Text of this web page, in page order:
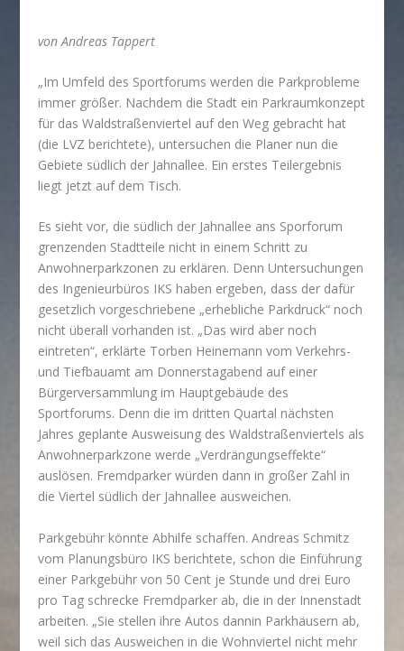
von Andreas Tappert
„Im Umfeld des Sportforums werden die Parkprobleme
immer größer. Nachdem die Stadt ein Parkraumkonzept
für das Waldstraßenviertel auf den Weg gebracht hat
(die LVZ berichtete), untersuchen die Planer nun die
Gebiete südlich der Jahnallee. Ein erstes Teilergebnis
liegt jetzt auf dem Tisch.
Es sieht vor, die südlich der Jahnallee ans Sporforum
grenzenden Stadtteile nicht in einem Schritt zu
Anwohnerparkzonen zu erklären. Denn Untersuchungen
des Ingenieurbüros IKS haben ergeben, dass der dafür
gesetzlich vorgeschriebene „erhebliche Parkdruck“ noch
nicht überall vorhanden ist. „Das wird aber noch
eintreten“, erklärte Torben Heinemann vom Verkehrs-
und Tiefbauamt am Donnerstagabend auf einer
Bürgerversammlung im Hauptgebäude des
Sportforums. Denn die im dritten Quartal nächsten
Jahres geplante Ausweisung des Waldstraßenviertels als
Anwohnerparkzone werde „Verdrängungseffekte“
auslösen. Fremdparker würden dann in großer Zahl in
die Viertel südlich der Jahnallee ausweichen.
Parkgebühr könnte Abhilfe schaffen. Andreas Schmitz
vom Planungsbüro IKS berichtete, schon die Einführung
einer Parkgebühr von 50 Cent je Stunde und drei Euro
pro Tag schrecke Fremdparker ab, die in der Innenstadt
arbeiten. „Sie stellen ihre Autos dannin Parkhäusern ab,
weil sich das Ausweichen in die Wohnviertel nicht mehr